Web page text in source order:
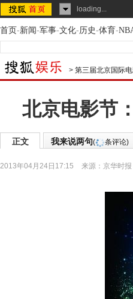
loading...
首页-新闻-军事-文化-历史-体育-
> 第三届北京国际
北京电影节
正文 我来说两句( 条评论)
2013年04月24日17:15 来源： 京华时报